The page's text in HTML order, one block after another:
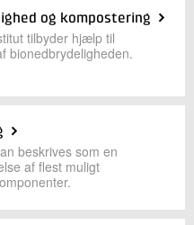
og kompostering
tilbyder hjælp til
bionedbrydeligheden.
beskrives som en
af flest muligt